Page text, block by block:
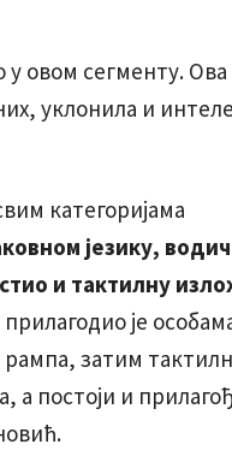
у овом сегменту. Ова
уклонила и
категоријама
језику,
и тактилну
је
затим
а постоји и